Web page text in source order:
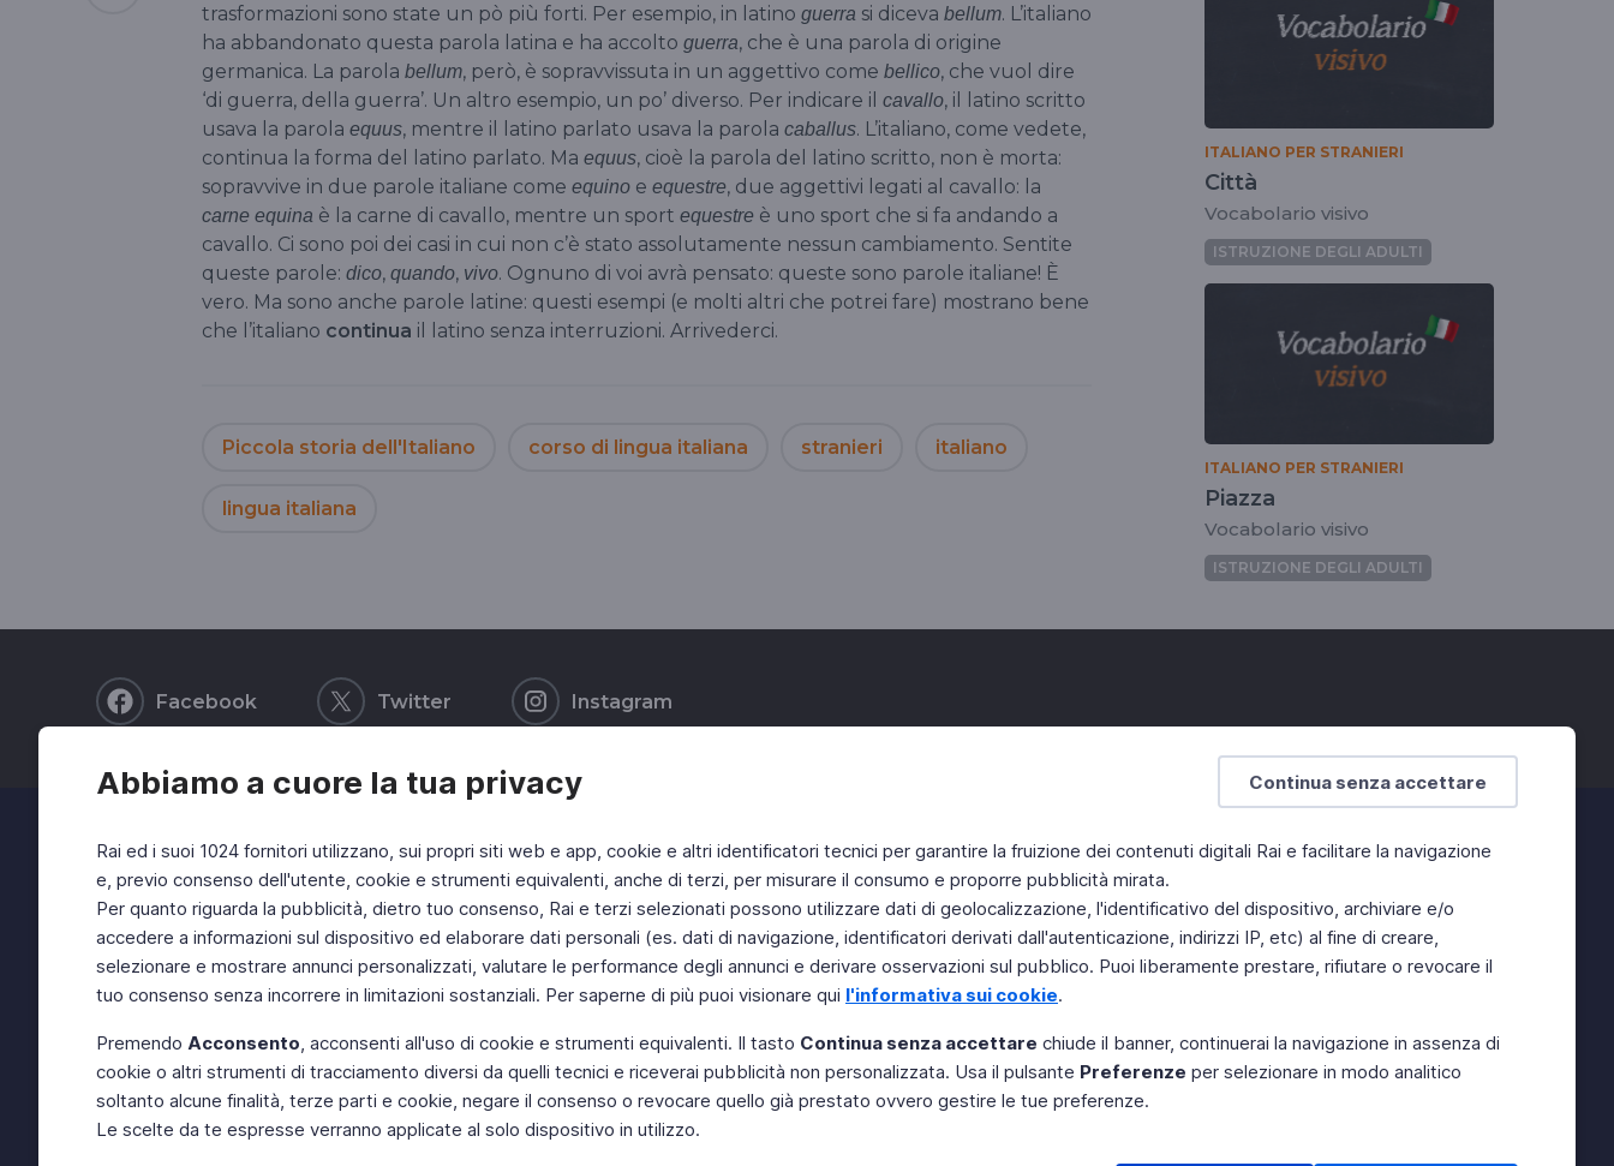
Continua senza accettare
Abbiamo a cuore la tua privacy
Rai ed i suoi 1024 fornitori utilizzano, sui propri siti web e app, cookie e altri identificatori tecnici per garantire la fruizione dei contenuti digitali Rai e facilitare la navigazione
e, previo consenso dell'utente, cookie e strumenti equivalenti, anche di terzi, per misurare il consumo e proporre pubblicità mirata.
Per quanto riguarda la pubblicità, dietro tuo consenso, Rai e terzi selezionati possono utilizzare dati di geolocalizzazione, l'identificativo del dispositivo, archiviare e/o
accedere a informazioni sul dispositivo ed elaborare dati personali (es. dati di navigazione, identificatori derivati dall'autenticazione, indirizzi IP, etc) al fine di creare,
selezionare e mostrare annunci personalizzati, valutare le performance degli annunci e derivare osservazioni sul pubblico. Puoi liberamente prestare, rifiutare o revocare il
tuo consenso senza incorrere in limitazioni sostanziali. Per saperne di più puoi visionare qui l'informativa sui cookie.
Premendo Acconsento, acconsenti all'uso di cookie e strumenti equivalenti. Il tasto Continua senza accettare chiude il banner, continuerai la navigazione in assenza di
cookie o altri strumenti di tracciamento diversi da quelli tecnici e riceverai pubblicità non personalizzata. Usa il pulsante Preferenze per selezionare in modo analitico
soltanto alcune finalità, terze parti e cookie, negare il consenso o revocare quello già prestato ovvero gestire le tue preferenze.
Le scelte da te espresse verranno applicate al solo dispositivo in utilizzo.
trasformazioni sono state un pò più forti. Per esempio, in latino guerra si diceva bellum. L’italiano
ha abbandonato questa parola latina e ha accolto guerra, che è una parola di origine
germanica. La parola bellum, però, è sopravvissuta in un aggettivo come bellico, che vuol dire
‘di guerra, della guerra’. Un altro esempio, un po’ diverso. Per indicare il cavallo, il latino scritto
usava la parola equus, mentre il latino parlato usava la parola caballus. L’italiano, come vedete,
continua la forma del latino parlato. Ma equus, cioè la parola del latino scritto, non è morta:
sopravvive in due parole italiane come equino e equestre, due aggettivi legati al cavallo: la
carne equina è la carne di cavallo, mentre un sport equestre è uno sport che si fa andando a
cavallo. Ci sono poi dei casi in cui non c’è stato assolutamente nessun cambiamento. Sentite
queste parole: dico, quando, vivo. Ognuno di voi avrà pensato: queste sono parole italiane! È
vero. Ma sono anche parole latine: questi esempi (e molti altri che potrei fare) mostrano bene
che l’italiano continua il latino senza interruzioni. Arrivederci.
Piccola storia dell'Italiano corso di lingua italiana stranieri italiano
lingua italiana
ITALIANO PER STRANIERI
Città
Vocabolario visivo
ISTRUZIONE DEGLI ADULTI
ITALIANO PER STRANIERI
Piazza
Vocabolario visivo
ISTRUZIONE DEGLI ADULTI
Facebook Twitter Instagram